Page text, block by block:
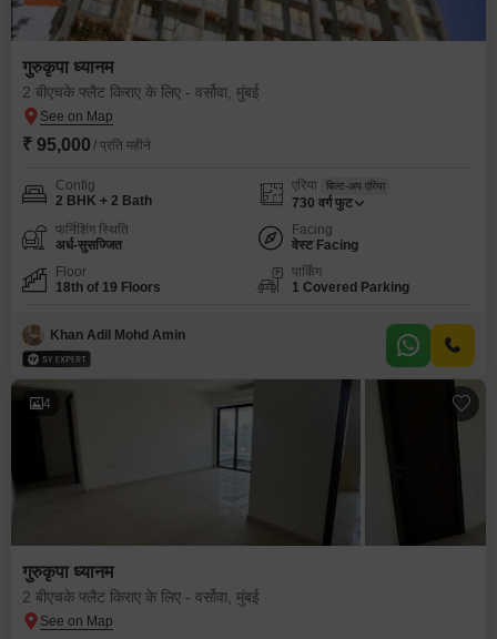
गुरुकृपा ध्यानम
2 बीएचके फ्लैट किराए के लिए - वर्सोवा, मुंबई
₹ 95,000 / प्रति महीने
Config
2 BHK + 2 Bath
एरिया बिल्ट-अप एरिया
730 वर्ग फुट
फर्निशिंग स्थिति
अर्ध-सुसज्जित
Facing
वेस्ट Facing
Floor
18th of 19 Floors
पार्किंग
1 Covered Parking
Khan Adil Mohd Amin
4
गुरुकृपा ध्यानम
2 बीएचके फ्लैट किराए के लिए - वर्सोवा, मुंबई